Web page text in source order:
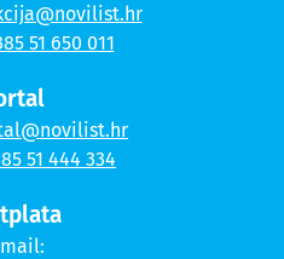
51 650 011
51 444 334